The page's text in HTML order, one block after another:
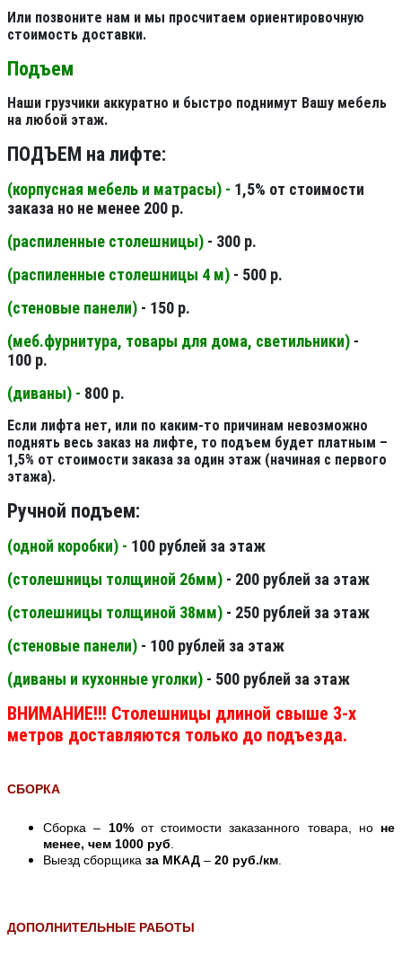
Или позвоните нам и мы просчитаем ориентировочную
стоимость доставки.
Подъем
Наши грузчики аккуратно и быстро поднимут Вашу мебель
на любой этаж.
ПОДЪЕМ на лифте:
(корпусная мебель и матрасы) - 1,5% от стоимости
заказа но не менее 200 р.
(распиленные столешницы) - 300 р.
(распиленные столешницы 4 м) - 500 р.
(стеновые панели) - 150 р.
(меб.фурнитура, товары для дома, светильники) -
100 р.
(диваны) - 800 р.
Если лифта нет, или по каким-то причинам невозможно
поднять весь заказ на лифте, то подъем будет платным –
1,5% от стоимости заказа за один этаж (начиная с первого
этажа).
Ручной подъем:
(одной коробки) - 100 рублей за этаж
(столешницы толщиной 26мм) - 200 рублей за этаж
(столешницы толщиной 38мм) - 250 рублей за этаж
(стеновые панели) - 100 рублей за этаж
(диваны и кухонные уголки) - 500 рублей за этаж
ВНИМАНИЕ!!! Столешницы длиной свыше 3-х
метров доставляются только до подъезда.
СБОРКА
Сборка – 10%от стоимости заказанного товара, но не
менее, чем 1000 руб
Выезд сборщика за МКАД – 20 руб./км
ДОПОЛНИТЕЛЬНЫЕ РАБОТЫ